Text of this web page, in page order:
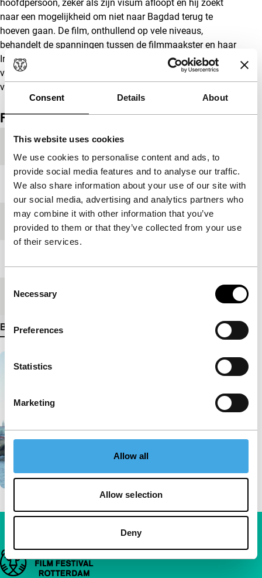
Consent Details About
This website uses cookies
We use cookies to personalise content and ads, to
provide social media features and to analyse our traffic.
We also share information about your use of our site with
our social media, advertising and analytics partners who
may combine it with other information that you’ve
provided to them or that they’ve collected from your use
of their services.
Selection
Necessary
Preferences
Statistics
Marketing
Allow all
Allow selection
Deny
hoofdpersoon, zeker als zijn visum afloopt en hij zoekt
naar een mogelijkheid om niet naar Bagdad terug te
hoeven gaan. De film, onthullend op vele niveaus,
behandelt de spanningen tussen de filmmaakster en haar
Irakese onderwerp als een metafoor voor de
vijandelijkheden tussen de Verenigde Staten en het
veroverde Irak.
Film details
Productieland Verenigde Staten
Jaar 2007
Festivaleditie
Medium/Formaat
Bekijk meer details
Belangrijke links